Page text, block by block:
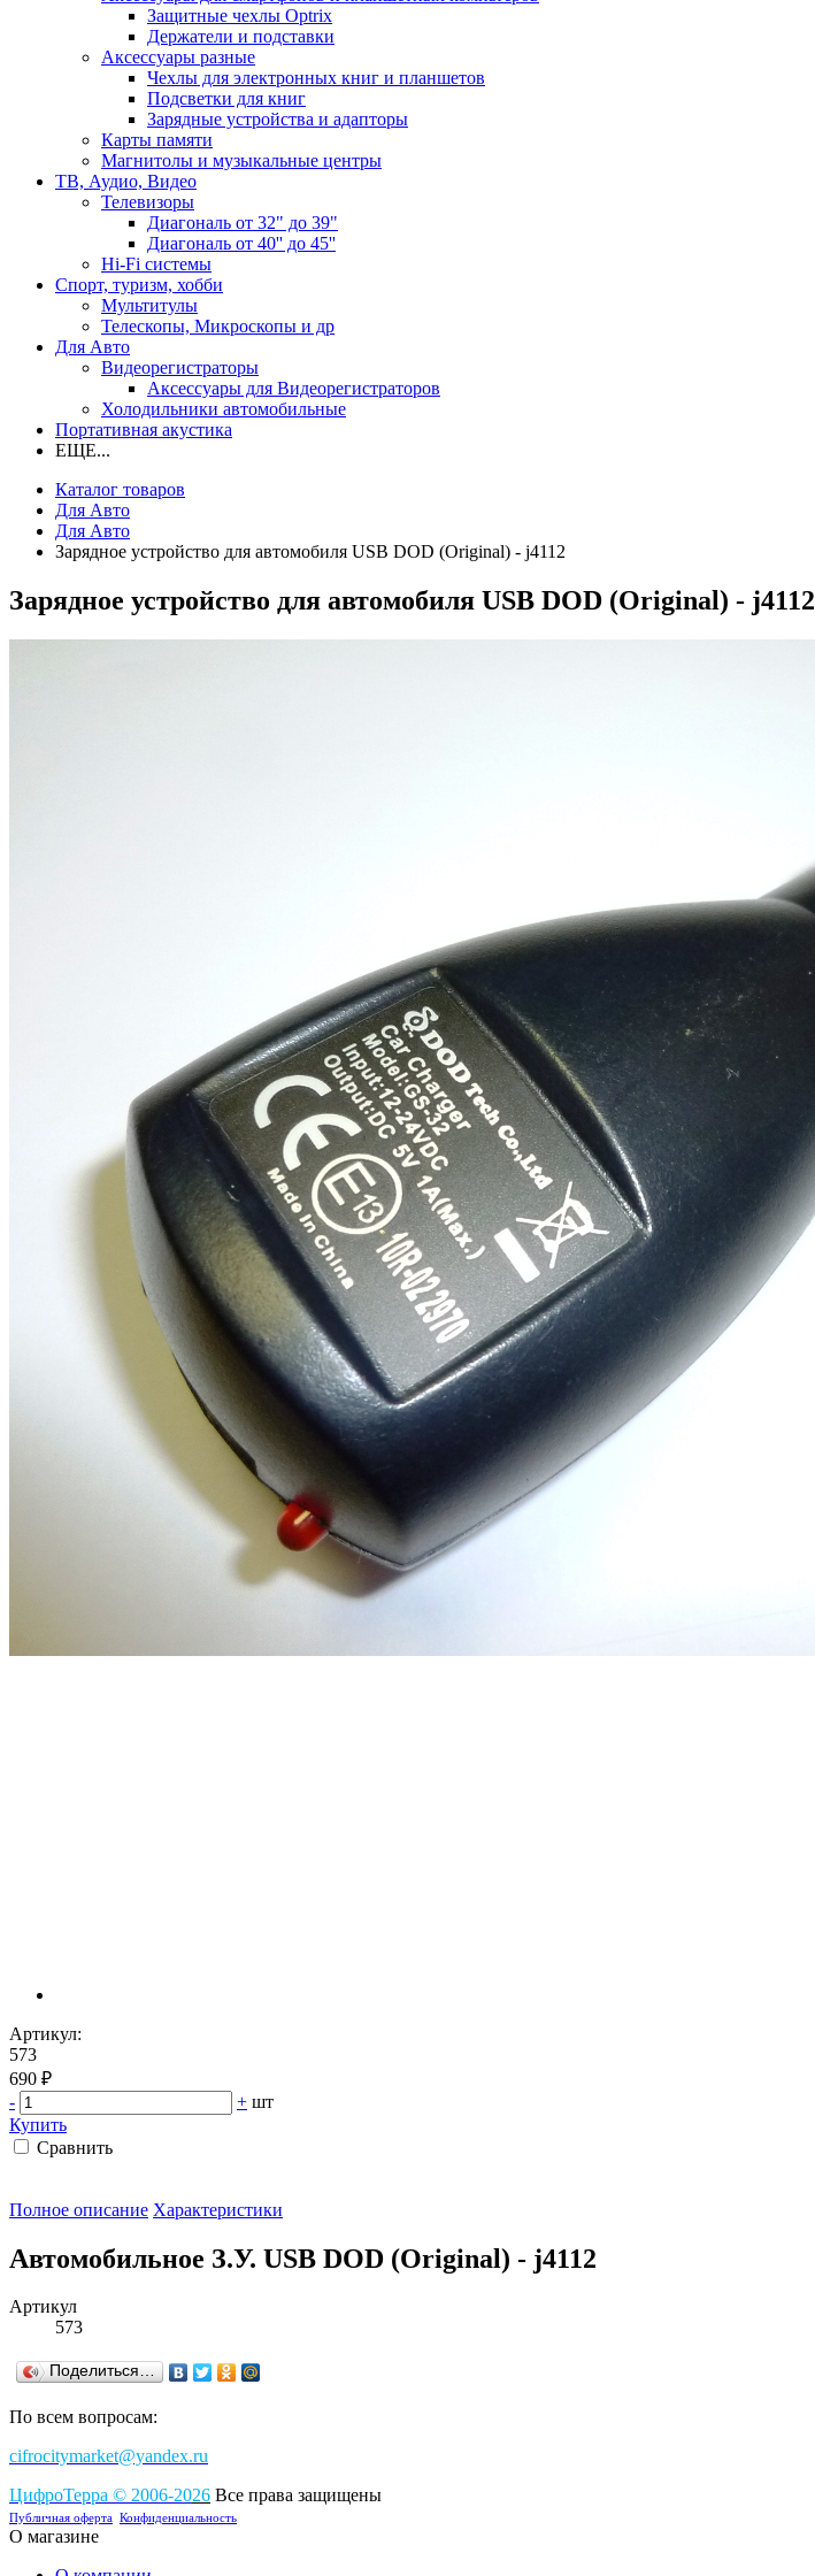
Защитные чехлы Optrix
Держатели и подставки
Аксессуары разные
Чехлы для электронных книг и планшетов
Подсветки для книг
Зарядные устройства и адапторы
Карты памяти
Магнитолы и музыкальные центры
ТВ, Аудио, Видео
Телевизоры
Диагональ от 32" до 39"
Диагональ от 40'' до 45''
Hi-Fi системы
Спорт, туризм, хобби
Мультитулы
Телескопы, Микроскопы и др
Для Авто
Видеорегистраторы
Аксессуары для Видеорегистраторов
Холодильники автомобильные
Портативная акустика
ЕЩЕ...
Каталог товаров
Для Авто
Для Авто
Зарядное устройство для автомобиля USB DOD (Original) - j4112
Зарядное устройство для автомобиля USB DOD (Original) - j4112
Артикул:
573
690 ₽
-
+ шт
Купить
Сравнить
Полное описание Характеристики
Автомобильное З.У. USB DOD (Original) - j4112
Артикул
573
Поделиться…
По всем вопросам:
cifrocitymarket@yandex.ru
ЦифроТерра © 2006-2026 Все права защищены
Публичная оферта Конфиденциальность
О магазине